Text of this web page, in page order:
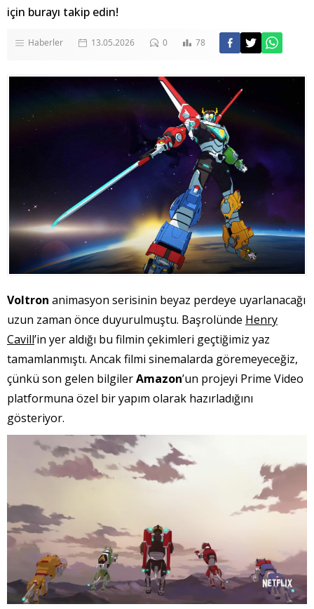
için burayı takip edin!
Haberler 13.05.2026 0 78
Voltron animasyon serisinin beyaz perdeye uyarlanacağı
uzun zaman önce duyurulmuştu. Başrolünde Henry
Cavill’in yer aldığı bu filmin çekimleri geçtiğimiz yaz
tamamlanmıştı. Ancak filmi sinemalarda göremeyeceğiz,
çünkü son gelen bilgilerAmazon’un projeyi Prime Video
platformuna özel bir yapım olarak hazırladığını
gösteriyor.